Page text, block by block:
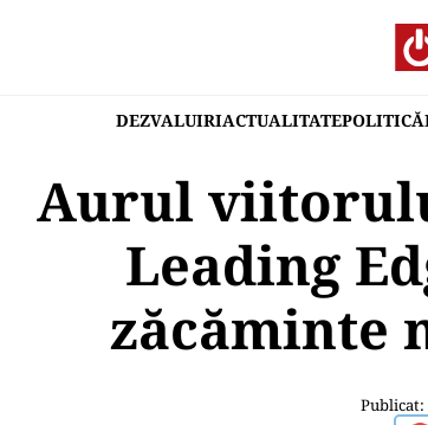
DEZVALUIRIACTUALITATEPOLITICĂ
Aurul
Leading
zăcăminte
Publicat: